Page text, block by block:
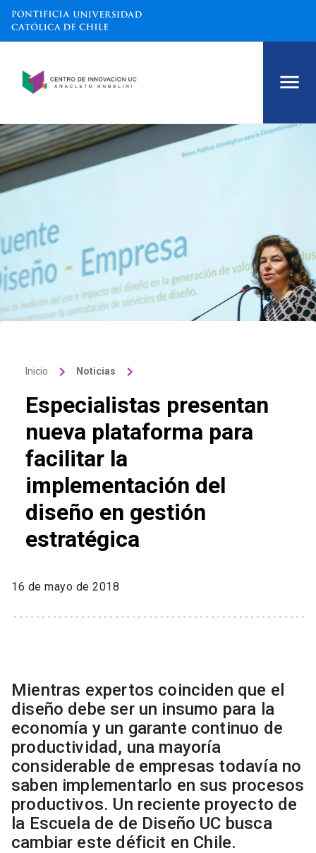
Inicio keyboard_arrow_right Noticias keyboard_arrow_right
Especialistas presentan
nueva plataforma para
facilitar la
implementación del
diseño en gestión
estratégica
16 de mayo de 2018
Mientras expertos coinciden que el
diseño debe ser un insumo para la
economía y un garante continuo de
productividad, una mayoría
considerable de empresas todavía no
saben implementarlo en sus procesos
productivos. Un reciente proyecto de
la Escuela de de Diseño UC busca
cambiar este déficit en Chile.